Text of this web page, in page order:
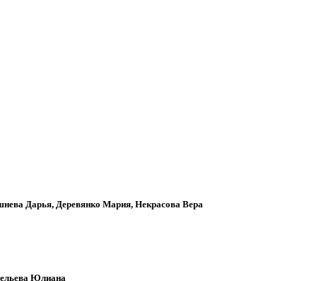
Дарья, Деревянко Мария, Некрасова Вера
Юлиана